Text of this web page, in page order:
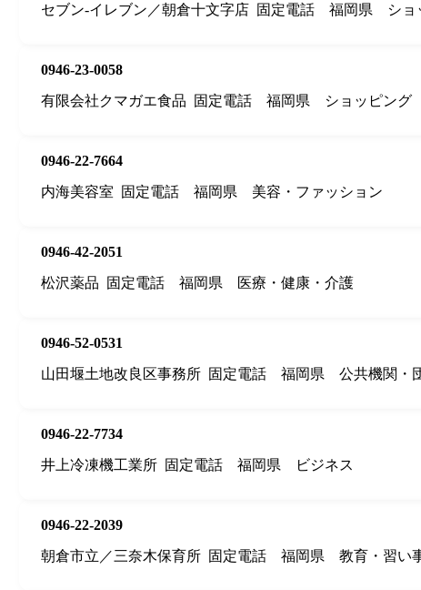
セブン‐イレブン／朝倉十文字店 固定電話 福岡県 ショ
0946-23-0058
有限会社クマガエ食品
固定電話 福岡県 ショッピング
0946-22-7664
内海美容室
固定電話 福岡県 美容・ファッション
0946-42-2051
松沢薬品
固定電話 福岡県 医療・健康・介護
0946-52-0531
山田堰土地改良区事務所 固定電話 福岡県 公共機関・
0946-22-7734
井上冷凍機工業所 固定電話 福岡県 ビジネス
0946-22-2039
朝倉市立／三奈木保育所 固定電話 福岡県 教育・習い